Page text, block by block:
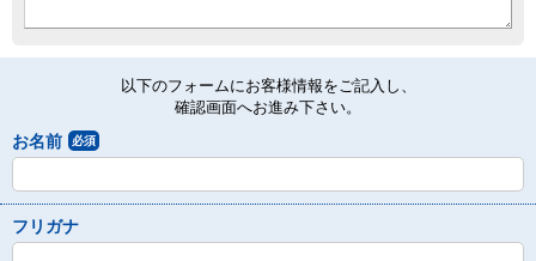
以下のフォームにお客様情報をご記入し、
確認画面へお進み下さい。
お名前 必須
フリガナ